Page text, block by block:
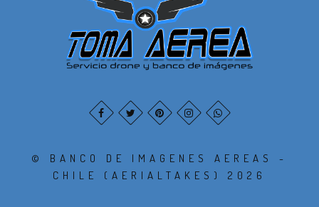
© BANCO DE IMAGENES AEREAS -
CHILE (AERIALTAKES) 2026